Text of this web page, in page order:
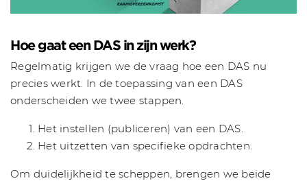
Hoe gaat een DAS in zijn werk?
Regelmatig krijgen we de vraag hoe een DAS nu
precies werkt. In de toepassing van een DAS
onderscheiden we twee stappen.
Het instellen (publiceren) van een DAS.
Het uitzetten van specifieke opdrachten.
Om duidelijkheid te scheppen, brengen we beide